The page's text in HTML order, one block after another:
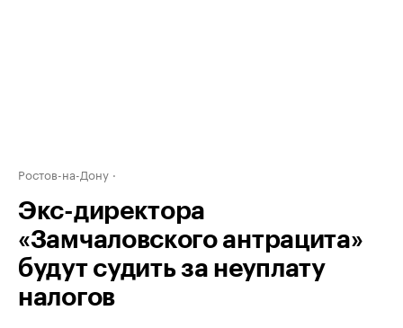
Ростов-на-Дону
Экс-директора
«Замчаловского антрацита»
будут судить за неуплату
налогов